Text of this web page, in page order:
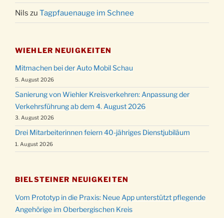
Nils zu Tagpfauenauge im Schnee
WIEHLER NEUIGKEITEN
Mitmachen bei der Auto Mobil Schau
5. August 2026
Sanierung von Wiehler Kreisverkehren: Anpassung der
Verkehrsführung ab dem 4. August 2026
3. August 2026
Drei Mitarbeiterinnen feiern 40-jähriges Dienstjubiläum
1. August 2026
BIELSTEINER NEUIGKEITEN
Vom Prototyp in die Praxis: Neue App unterstützt pflegende
Angehörige im Oberbergischen Kreis